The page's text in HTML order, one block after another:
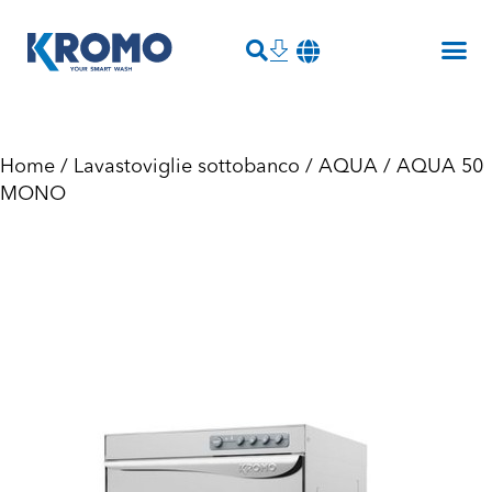
Home / Lavastoviglie sottobanco / AQUA / AQUA 50
MONO